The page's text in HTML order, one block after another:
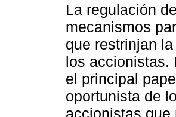
La regulación
mecanismos
que restrinjan
los accionistas.
el principal
oportunista de
accionistas que